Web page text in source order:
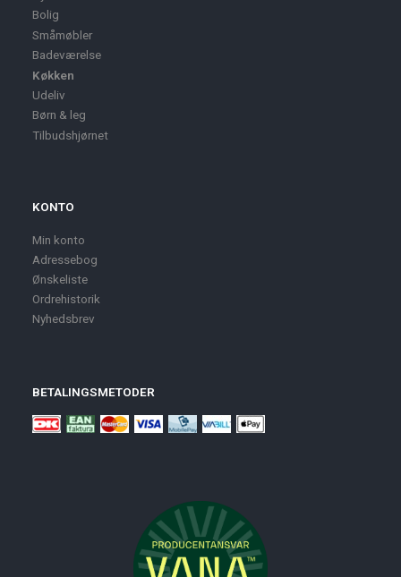
Bolig
Småmøbler
Badeværelse
Køkken
Udeliv
Børn & leg
Tilbudshjørnet
KONTO
Min konto
Adressebog
Ønskeliste
Ordrehistorik
Nyhedsbrev
BETALINGSMETODER